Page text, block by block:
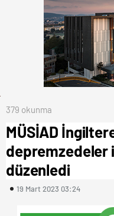
379 okunma
MÜSİAD
depremzedeler
düzenledi
19 Mart 2023 03:24